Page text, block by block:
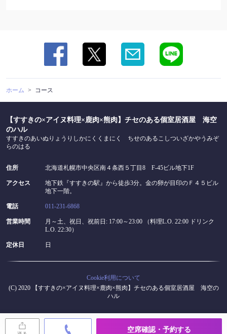
ホーム コース
【すすきの×アイヌ料理×鹿肉×熊肉】チセのある個室居酒屋 海空
のハル
すすきのあいぬりょうりしかにくくまにく ちせのあるこしついざかやうみぞ
らのはる
住所 北海道札幌市中央区南４条西５丁目8 F-45ビル地下1F
アクセス
地下鉄『すすきの駅』から徒歩3分。金の卵が目印のＦ４５ビル
地下一階。
電話 011-231-6868
営業時間
月～土、祝日、祝前日: 17:00～23:00 （料理L.O. 22:00 ドリンク
L.O. 22:30）
定休日 日
Cookie利用について
(C) 2020 【すすきの×アイヌ料理×鹿肉×熊肉】チセのある個室居酒屋 海空の
ハル
閉じる
空席確認・予約する